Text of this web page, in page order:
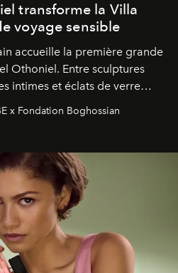
transforme la Villa
voyage sensible
accueille la première grande
Othoniel. Entre sculptures
intimes et éclats de verre
un itinéraire
devient le souvenir
x Fondation Boghossian